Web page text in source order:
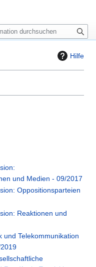
Hilfe
und Medien - 09/2017
Oppositionsparteien
Reaktionen und
und Telekommunikation